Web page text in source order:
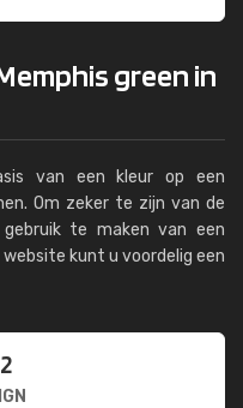
green in
van een kleur op een
Om zeker te zijn van de
te maken van een
website kunt u voordelig een